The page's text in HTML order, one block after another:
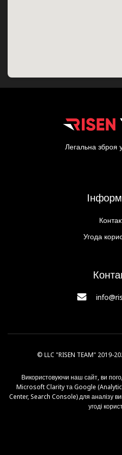
Легальна зброя
Угода
© LLC "RISEN TEAM" 2019-
Використовуючи наш сайт, ви
Microsoft Clarity та Google
Center, Search Console) для аналізу
угоді